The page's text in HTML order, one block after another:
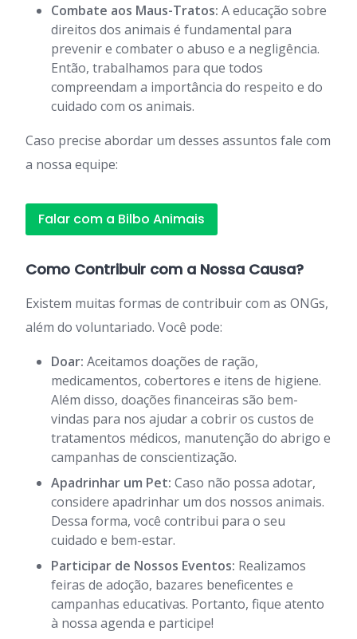
Combate aos Maus-Tratos: A educação sobre
direitos dos animais é fundamental para
prevenir e combater o abuso e a negligência.
Então, trabalhamos para que todos
compreendam a importância do respeito e do
cuidado com os animais.
Caso precise abordar um desses assuntos fale com
a nossa equipe:
Falar com a Bilbo Animais
Como Contribuir com a Nossa Causa?
Existem muitas formas de contribuir com as ONGs,
além do voluntariado. Você pode:
Doar: Aceitamos doações de ração,
medicamentos, cobertores e itens de higiene.
Além disso, doações financeiras são bem-
vindas para nos ajudar a cobrir os custos de
tratamentos médicos, manutenção do abrigo e
campanhas de conscientização.
Apadrinhar um Pet: Caso não possa adotar,
considere apadrinhar um dos nossos animais.
Dessa forma, você contribui para o seu
cuidado e bem-estar.
Participar de Nossos Eventos: Realizamos
feiras de adoção, bazares beneficentes e
campanhas educativas. Portanto, fique atento
à nossa agenda e participe!